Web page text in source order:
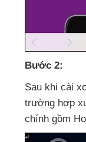
Bước 2:
Sau khi cài
trường hợp
chính gồm